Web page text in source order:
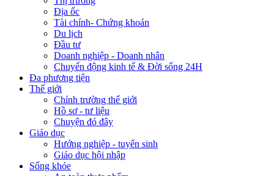
Địa ốc
Tài chính- Chứng khoán
Du lịch
Đầu tư
Doanh nghiệp - Doanh nhân
Chuyển động kinh tế & Đời sống 24H
Đa phương tiện
Thế giới
Chính trường thế giới
Hồ sơ - tư liệu
Chuyện đó đây
Giáo dục
Hướng nghiệp - tuyển sinh
Giáo dục hội nhập
Sống khỏe